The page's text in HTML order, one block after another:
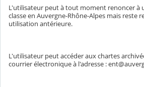
L'utilisateur peut à tout moment renoncer à
classe en Auvergne-Rhône-Alpes mais reste
utilisation antérieure.
L'utilisateur peut accéder aux chartes
courrier électronique à l'adresse :